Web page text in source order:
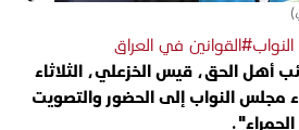
#القوانين في العراق
أهل الحق، قيس الخزعلي، الثلاثاء
2025، أعضاء مجلس النواب إلى الحضور والتصويت